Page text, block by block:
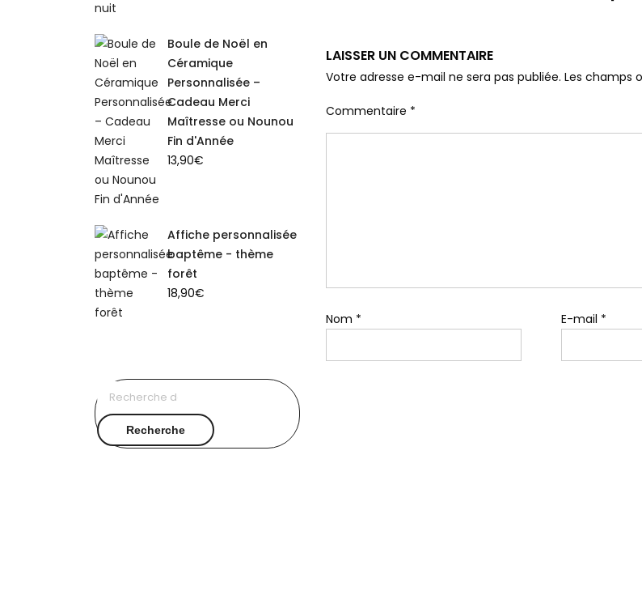
LAISSER UN COMMENTAIRE
Votre adresse e-mail ne sera pas publiée. Les champs
Commentaire *
Nom * E-mail *
Boule de Noël en
Céramique
Personnalisée –
Cadeau Merci
Maîtresse ou Nounou
Fin d'Année
13,90€
Affiche personnalisée
baptême - thème
forêt
18,90€
pour :
Recherche